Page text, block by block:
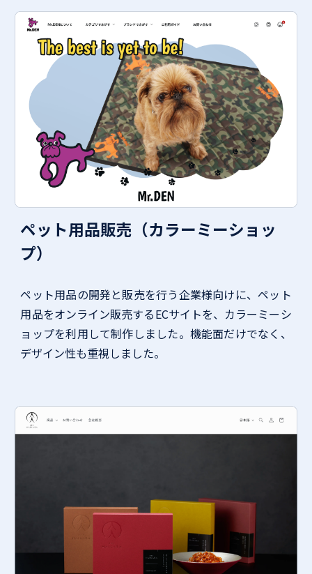
ペット用品販売（カラーミーショッ
プ）
ペット用品の開発と販売を行う企業様向けに、ペット
用品をオンライン販売するECサイトを、カラーミーシ
ョップを利用して制作しました。機能面だけでなく、
デザイン性も重視しました。